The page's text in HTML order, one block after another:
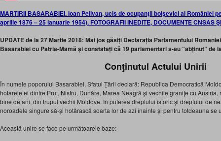
MARTIRII BASARABIEI. Ioan Pelivan, ucis de ocupanţii bolşevici ai României
aprilie 1876 – 25 ianuarie 1954). FOTOGRAFII INEDITE, DOCUMENTE CNSAS
UPDATE de la 27 Martie 2018: Mai jos găsiți Declarația Parlamentului
Basarabiei cu Patria-Mamă și constatați că 19 parlamentari s-au “abținut” de
Conţinutul Actului Unirii
În numele poporului Basarabiei, Sfatul Ţării declară: Republica Democratică
hotarele ei dintre Prut, Nistru, Dunăre, Marea Neagră şi vechile graniţe cu
bine de ani, din trupul vechii Moldove. În puterea dreptului istoric şi dreptului de
noroadele singure să-şi hotărască soarta lor de azi înainte şi pentru totdeauna se
Această unire se face pe următoarele baze: